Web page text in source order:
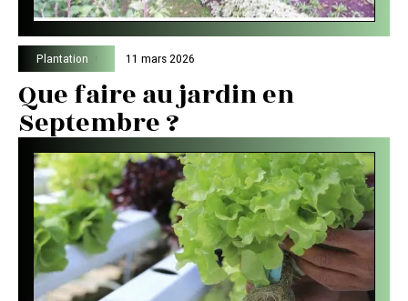
Plantation 11 mars 2026
Que faire au jardin en
Septembre ?